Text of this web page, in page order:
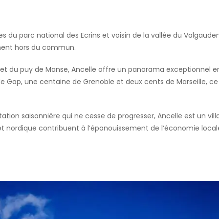
du parc national des Ecrins et voisin de la vallée du
hors du commun.
du puy de Manse, Ancelle offre un panorama exceptionnel
Gap, une centaine de Grenoble et deux cents de Marseille,
saisonnière qui ne cesse de progresser, Ancelle est un
nordique contribuent à l’épanouissement de l’économie